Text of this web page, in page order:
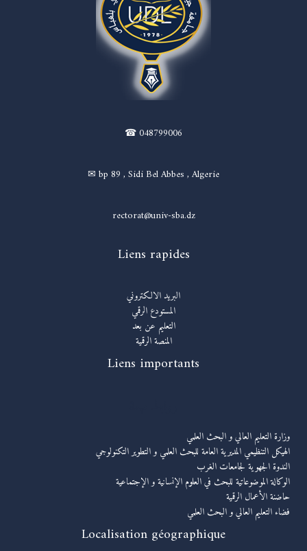
☎ 048799006
✉ bp 89 , Sidi Bel Abbes , Algerie
rectorat@univ-sba.dz
Liens rapides
البريد الالكتروني
المستودع الرقمي
التعليم عن بعد
المنصة الرقمية
Liens importants
وزارة التعليم العالي و البحث العلمي
الهيكل التنظيمي المديرية العامة للبحث العلمي و التطوير التكنولوجي
الندوة الجهوية لجامعات الغرب
الوكالة الموضوعاتية للبحث في العلوم الإنسانية و الإجتماعية
حاضنة الأعمال الرقمية
فضاء التعليم العالي و البحث العلمي
Localisation géographique